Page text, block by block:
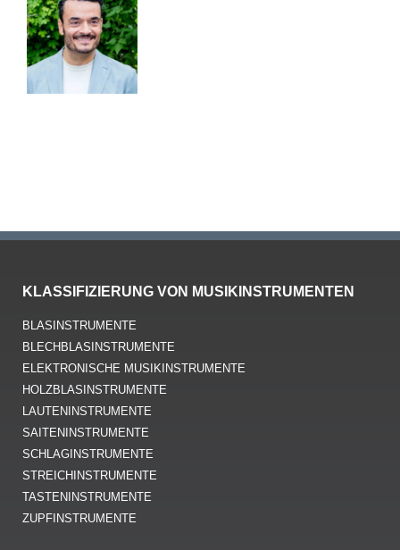
KLASSIFIZIERUNG VON MUSIKINSTRUMENTEN
BLASINSTRUMENTE
BLECHBLASINSTRUMENTE
ELEKTRONISCHE MUSIKINSTRUMENTE
HOLZBLASINSTRUMENTE
LAUTENINSTRUMENTE
SAITENINSTRUMENTE
SCHLAGINSTRUMENTE
STREICHINSTRUMENTE
TASTENINSTRUMENTE
ZUPFINSTRUMENTE